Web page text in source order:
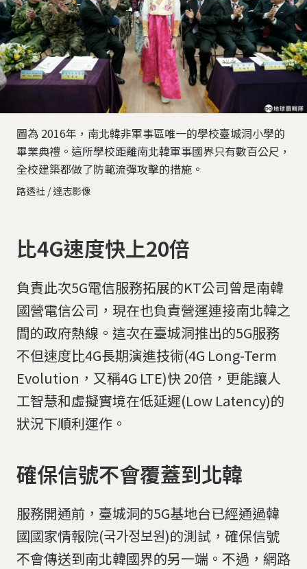
圖為 2016年，南北韓非軍事區唯一的學校臺城洞小學的
畢業典禮。這所學校距離南北韓軍事國界只有數百公尺，
全校建築都做了防範流彈攻擊的措施。
路透社 / 達志影像
比4G速度快上20倍
負責此次5G電信服務拓展的KT公司曾是南韓
國營電信公司，現在也負責營運連接南北韓之
間的政府熱線。這次在臺城洞推出的5G服務
不但速度比4G長期演進技術(4G Long-Term
Evolution，又稱4G LTE)快 20倍，更能讓人
工智慧和虛擬實境在低延遲(Low Latency)的
狀況下順利運作。
確保信號不會覆蓋到北韓
服務開通前，臺城洞的5G基地台已經通過韓
國國家情報院(국가정보원)的測試，確保信號
不會傳送到南北韓國界的另一端。不過，網路